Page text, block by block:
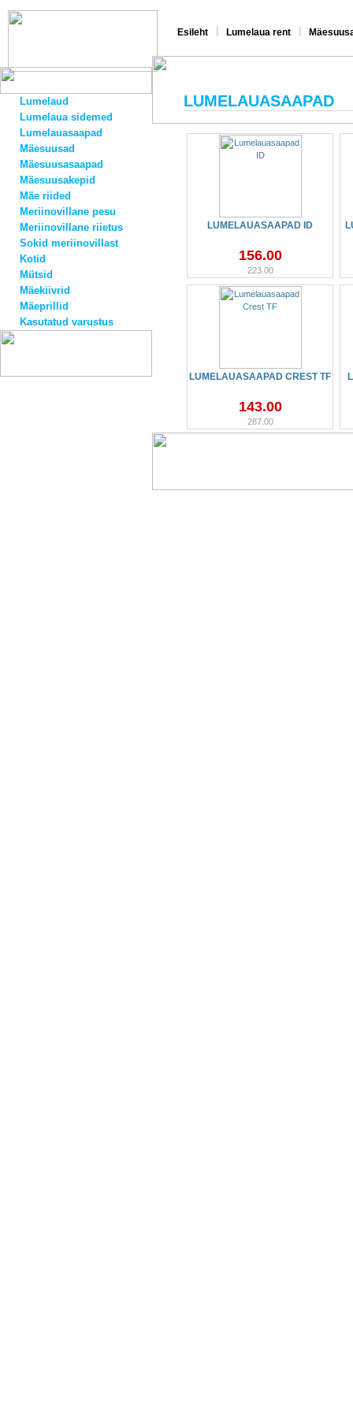
Esileht Lumelaua rent
Lumelaud
Lumelaua sidemed
Lumelauasaapad
Mäesuusad
Mäesuusasaapad
Mäesuusakepid
Mäe riided
Meriinovillane pesu
Meriinovillane riietus
Sokid meriinovillast
Kotid
Mütsid
Mäekiivrid
Mäeprillid
Kasutatud varustus
LUMELAUASAAPAD
LUMELAUASAAPAD ID
156.00
223.00
LUMELAUASAAPAD CREST TF
143.00
287.00